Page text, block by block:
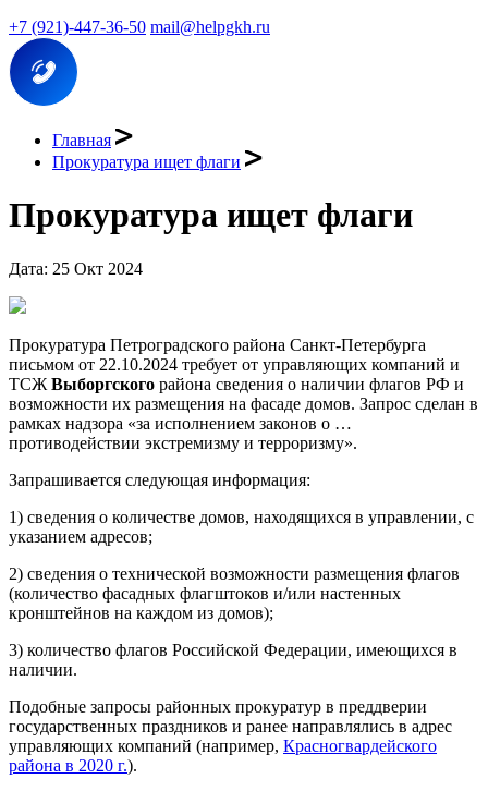
+7 (921)-447-36-50 mail@helpgkh.ru
Главная
Прокуратура ищет флаги
Прокуратура ищет флаги
Дата: 25 Окт 2024
Прокуратура Петроградского района Санкт-Петербурга
письмом от 22.10.2024 требует от управляющих компаний и
ТСЖ Выборгского района сведения о наличии флагов РФ и
возможности их размещения на фасаде домов. Запрос сделан в
рамках надзора «за исполнением законов о …
противодействии экстремизму и терроризму».
Запрашивается следующая информация:
1) сведения о количестве домов, находящихся в управлении, с
указанием адресов;
2) сведения о технической возможности размещения флагов
(количество фасадных флагштоков и/или настенных
кронштейнов на каждом из домов);
3) количество флагов Российской Федерации, имеющихся в
наличии.
Подобные запросы районных прокуратур в преддверии
государственных праздников и ранее направлялись в адрес
управляющих компаний (например, Красногвардейского
района в 2020 г.).